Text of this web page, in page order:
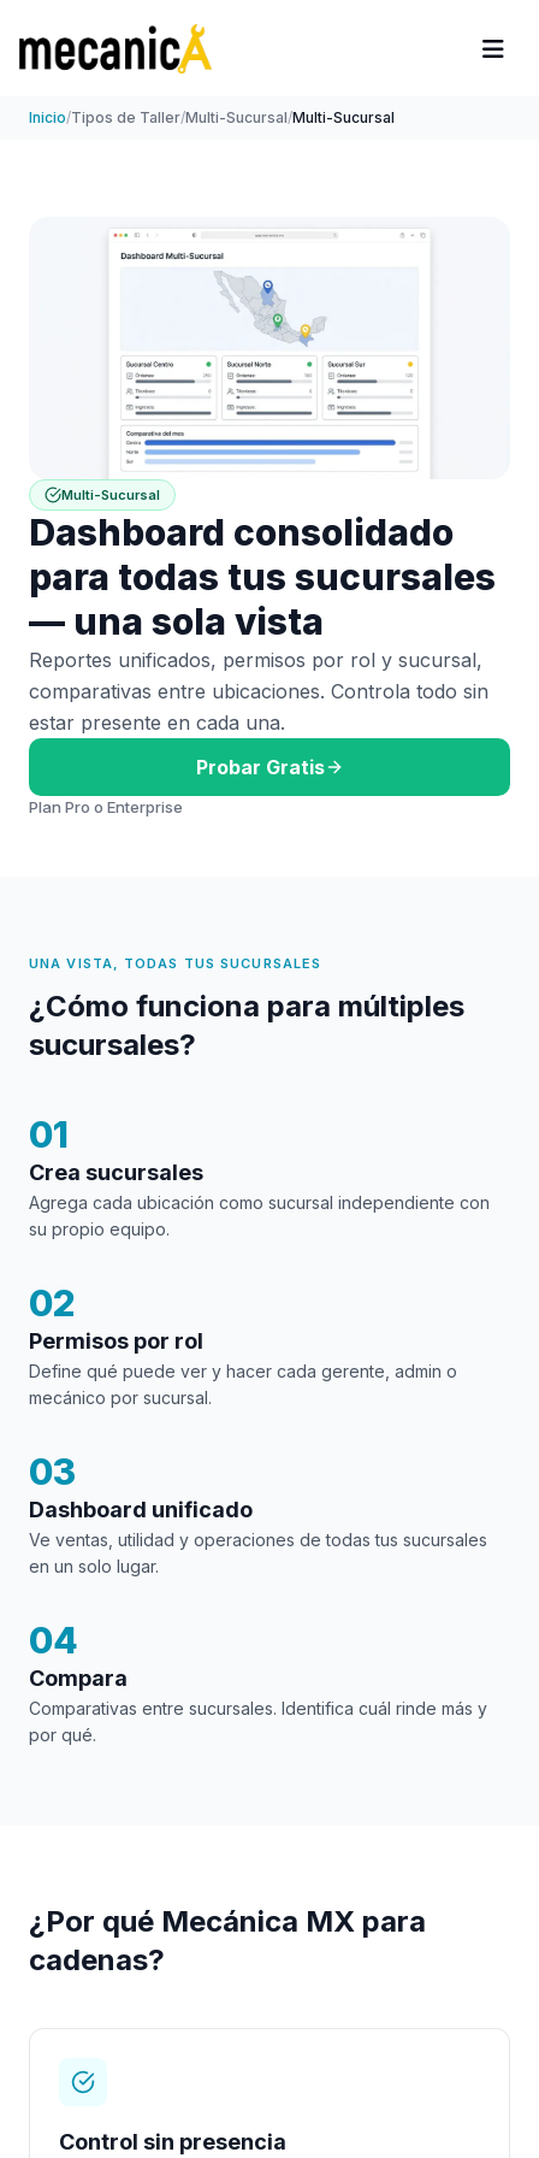
Inicio/Tipos de Taller/Multi-Sucursal/Multi-Sucursal
Multi-Sucursal
Dashboard consolidado
para todas tus sucursales
— una sola vista
Reportes unificados, permisos por rol y sucursal,
comparativas entre ubicaciones. Controla todo sin
estar presente en cada una.
Probar Gratis
Plan Pro o Enterprise
UNA VISTA, TODAS TUS SUCURSALES
¿Cómo funciona para múltiples
sucursales?
01
Crea sucursales
Agrega cada ubicación como sucursal independiente con
su propio equipo.
02
Permisos por rol
Define qué puede ver y hacer cada gerente, admin o
mecánico por sucursal.
03
Dashboard unificado
Ve ventas, utilidad y operaciones de todas tus sucursales
en un solo lugar.
04
Compara
Comparativas entre sucursales. Identifica cuál rinde más y
por qué.
¿Por qué Mecánica MX para
cadenas?
Control sin presencia